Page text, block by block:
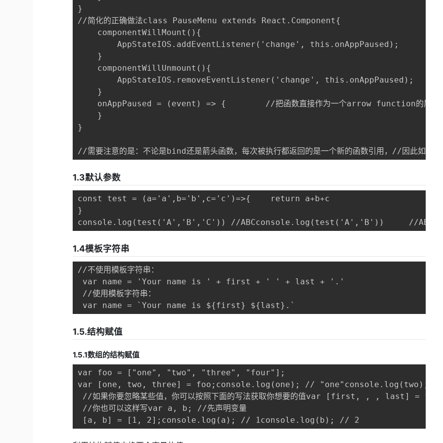
}
//简化的正确做法class PauseMenu extends React.Component{
componentWillMount(){
AppStateIOS.addEventListener('change', this.onAppPaused);
}
componentWillUnmount(){
AppStateIOS.removeEventListener('change', this.onAppPaused);
}
onAppPaused = (event) => {        //把函数直接作为一个arrow function的属性来
}
}
//需要注意的是：不论是bind还是箭头函数，每次被执行都返回的是一个新的函数引用，//因此如果
1.3默认参数
const test = (a='a',b='b',c='c')=>{    return a+b+c
}
console.log(test('A','B','C')) //ABCconsole.log(test('A','B'))     //
1.4模板字符串
//不使用模板字符串：
var name = 'Your name is ' + first + ' ' + last + '.'
//使用模板字符串：
var name = `Your name is ${first} ${last}.`
1.5.结构赋值
1.5.1数组的结构赋值
var foo = ["one", "two", "three", "four"];
var [one, two, three] = foo;console.log(one); // "one"console.log(two);
//如果你要忽略某些值，你可以按照下面的写法获取你想要的值var [first, , ,
//你也可以这样写var a, b; //先声明变量
[a, b] = [1, 2];console.log(a); // 1console.log(b); // 2